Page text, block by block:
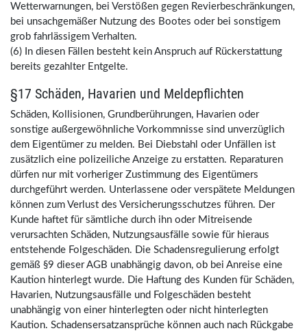
Wetterwarnungen, bei Verstößen gegen Revierbeschränkungen,
bei unsachgemäßer Nutzung des Bootes oder bei sonstigem
grob fahrlässigem Verhalten.
(6) In diesen Fällen besteht kein Anspruch auf Rückerstattung
bereits gezahlter Entgelte.
§17 Schäden, Havarien und Meldepflichten
Schäden, Kollisionen, Grundberührungen, Havarien oder
sonstige außergewöhnliche Vorkommnisse sind unverzüglich
dem Eigentümer zu melden. Bei Diebstahl oder Unfällen ist
zusätzlich eine polizeiliche Anzeige zu erstatten. Reparaturen
dürfen nur mit vorheriger Zustimmung des Eigentümers
durchgeführt werden. Unterlassene oder verspätete Meldungen
können zum Verlust des Versicherungsschutzes führen. Der
Kunde haftet für sämtliche durch ihn oder Mitreisende
verursachten Schäden, Nutzungsausfälle sowie für hieraus
entstehende Folgeschäden. Die Schadensregulierung erfolgt
gemäß §9 dieser AGB unabhängig davon, ob bei Anreise eine
Kaution hinterlegt wurde. Die Haftung des Kunden für Schäden,
Havarien, Nutzungsausfälle und Folgeschäden besteht
unabhängig von einer hinterlegten oder nicht hinterlegten
Kaution. Schadensersatzansprüche können auch nach Rückgabe